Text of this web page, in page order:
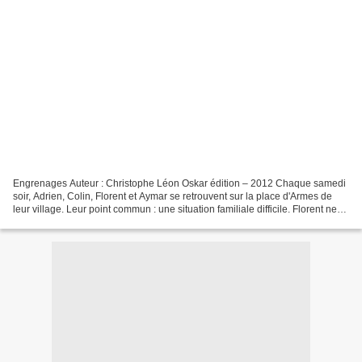
Engrenages Auteur : Christophe Léon Oskar édition – 2012 Chaque samedi
soir, Adrien, Colin, Florent et Aymar se retrouvent sur la place d'Armes de
leur village. Leur point commun : une situation familiale difficile. Florent ne